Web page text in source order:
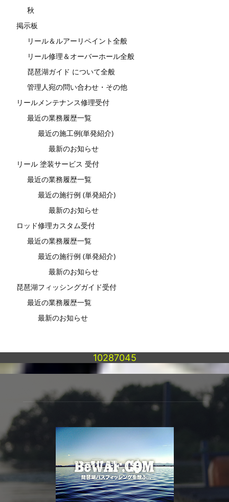
秋
掲示板
リール＆ルアーリペイント全般
リール修理＆オーバーホール全般
琵琶湖ガイド について全般
管理人宛の問い合わせ・その他
リールメンテナンス修理受付
最近の業務履歴一覧
最近の施工例(単発紹介)
最新のお知らせ
リール 塗装サービス 受付
最近の業務履歴一覧
最近の施行例 (単発紹介)
最新のお知らせ
ロッド修理カスタム受付
最近の業務履歴一覧
最近の施行例 (単発紹介)
最新のお知らせ
琵琶湖フィッシングガイド受付
最近の業務履歴一覧
最新のお知らせ
10287045